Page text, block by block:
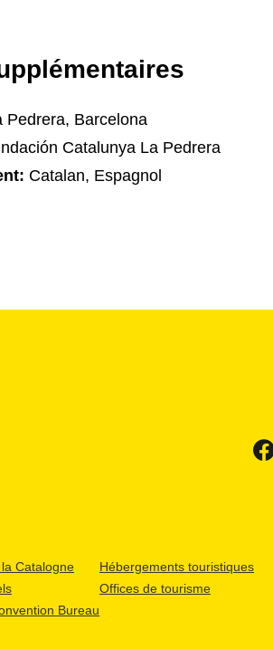
Pedrera, Barcelona
Catalunya La Pedrera
Catalan, Espagnol
Catalogne
Bureau
Hébergements touristiques
Offices de tourisme